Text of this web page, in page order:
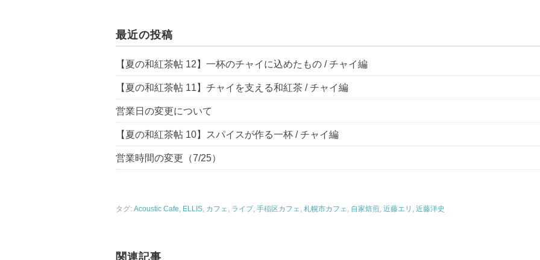
最近の投稿
【夏の和紅茶帖 12】一杯のチャイに込めたもの / チャイ編
【夏の和紅茶帖 11】チャイを支える和紅茶 / チャイ編
営業日の変更について
【夏の和紅茶帖 10】スパイスが作る一杯 / チャイ編
営業時間の変更（7/25）
タグ: Acoustic Cafe, ELLIS, カフェ, ライブ, 手稲区カフェ, 札幌市カフェ, 自家焙煎, 近藤エリ , 近藤洋史
関連記事